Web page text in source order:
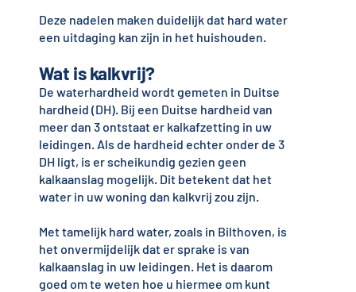
Deze nadelen maken duidelijk dat hard water
een uitdaging kan zijn in het huishouden.
Wat is kalkvrij?
De waterhardheid wordt gemeten in Duitse
hardheid (DH). Bij een Duitse hardheid van
meer dan 3 ontstaat er kalkafzetting in uw
leidingen. Als de hardheid echter onder de 3
DH ligt, is er scheikundig gezien geen
kalkaanslag mogelijk. Dit betekent dat het
water in uw woning dan kalkvrij zou zijn.
Met tamelijk hard water, zoals in Bilthoven, is
het onvermijdelijk dat er sprake is van
kalkaanslag in uw leidingen. Het is daarom
goed om te weten hoe u hiermee om kunt